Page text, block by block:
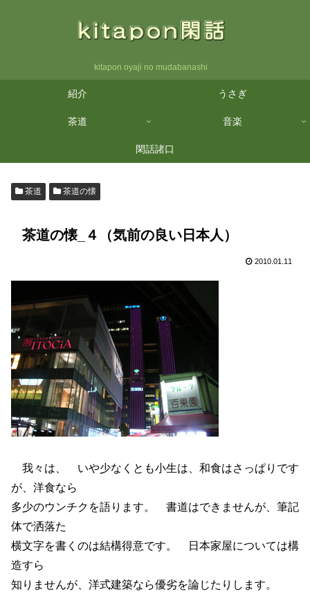
kitapon oyaji no mudabanashi
紹介 うさぎ
茶道 音楽
閑話諸口
茶道 茶道の懐
茶道の懐_４（気前の良い日本人）
2010.01.11
我々は、 いや少なくとも小生は、和食はさっぱりです
が、洋食なら
多少のウンチクを語ります。 書道はできませんが、筆記
体で洒落た
横文字を書くのは結構得意です。 日本家屋については構
造すら
知りませんが、洋式建築なら優劣を論じたりします。